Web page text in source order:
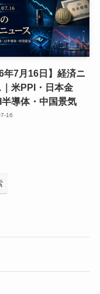
年7月16日】経済ニ
｜米PPI・日本金
導体・中国景気
16